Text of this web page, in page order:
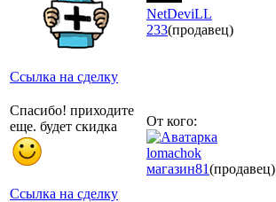
Ссылка на сделку
NetDeviLL
233(продавец)
Спасибо! приходите
еще. будет скидка
Ссылка на сделку
От кого:
lomachok
магазин81(продавец)